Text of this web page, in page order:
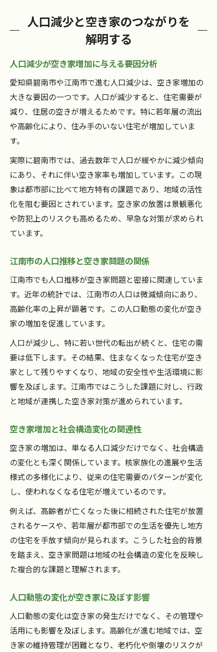
人口減少と空き家のつながりを
解明する
人口減少が空き家増加に与える要因分析
愛知県碧南市や江南市で進む人口減少は、空き家増加の
大きな要因の一つです。人口が減少すると、住宅需要が
減り、住居の空きが増えるためです。特に若年層の流出
や高齢化により、住み手のいない住宅が増加していま
す。
実際に碧南市では、過去数年で人口が緩やかに減少傾向
にあり、それに伴い空き家率も増加しています。この現
象は都市部に比べて地方特有の課題であり、地域の活性
化を阻む要因とされています。空き家の放置は景観悪化
や防犯上のリスクも高めるため、早急な対策が求められ
ています。
江南市の人口推移と空き家問題の関係
江南市でも人口推移が空き家問題と密接に関連していま
す。近年の統計では、江南市の人口は微減傾向にあり、
高齢化率の上昇が顕著です。この人口動態の変化が空き
家の増加を促進しています。
人口が減少し、特に若い世代の転出が続くと、住宅の需
要は低下します。その結果、住まなくなった住宅が空き
家として残りやすくなり、地域の安全性や生活環境に影
響を及ぼします。江南市ではこうした課題に対し、行政
と地域が連携した空き家対策が進められています。
空き家増加と社会構造変化の関連性
空き家の増加は、単なる人口減少だけでなく、社会構造
の変化とも深く関係しています。核家族化の進展や生活
様式の多様化により、従来の住宅需要のパターンが変化
し、使われなくなる住宅が増えているのです。
例えば、高齢者が亡くなった後に相続された住宅が放置
されるケースや、若年層が都市部での生活を優先し地方
の住宅を手放す傾向が見られます。こうした社会的背景
を踏まえ、空き家問題は地域の社会構造の変化を反映し
た複合的な課題と理解されます。
人口動態の変化が空き家に及ぼす影響
人口動態の変化は空き家の発生だけでなく、その管理や
活用にも影響を及ぼします。高齢化が進む地域では、空
き家の維持管理が困難となり、老朽化や倒壊のリスクが